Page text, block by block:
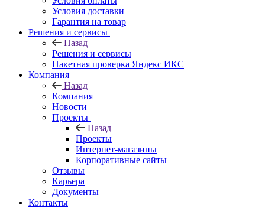
Условия доставки
Гарантия на товар
Решения и сервисы
Назад
Решения и сервисы
Пакетная проверка Яндекс ИКС
Компания
Назад
Компания
Новости
Проекты
Назад
Проекты
Интернет-магазины
Корпоративные сайты
Отзывы
Карьера
Документы
Контакты